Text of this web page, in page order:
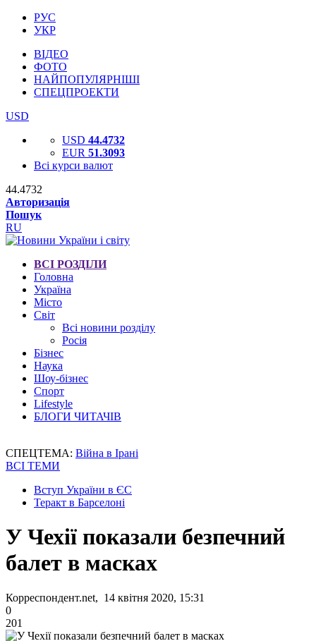
РУС
УКР
ВІДЕО
ФОТО
НАЙПОПУЛЯРНІШІ
СПЕЦПРОЕКТИ
USD
USD 44.4732
EUR 51.3093
Всі курси валют
44.4732
Авторизація
Пошук
RU
ВСІ РОЗДІЛИ
Головна
Україна
Місто
Світ
Всі новини розділу
Росія
Бізнес
Наука
Шоу-бізнес
Спорт
Lifestyle
БЛОГИ ЧИТАЧІВ
СПЕЦТЕМА: Війна в Ірані
ВСІ ТЕМИ
Вступ України в ЄС
Теракт в Барселоні
У Чехії показали безпечний
балет в масках
Корреспондент.net, 14 квітня 2020, 15:31
0
201